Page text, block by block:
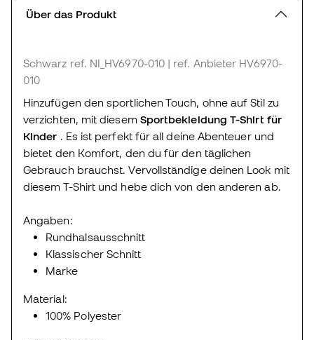
Über das Produkt
Schwarz ref. NI_HV6970-010 | ref. Anbieter HV6970-
010
Hinzufügen den sportlichen Touch, ohne auf Stil zu
verzichten, mit diesem Sportbekleidung T-Shirt für
Kinder . Es ist perfekt für all deine Abenteuer und
bietet den Komfort, den du für den täglichen
Gebrauch brauchst. Vervollständige deinen Look mit
diesem T-Shirt und hebe dich von den anderen ab.
Angaben:
Rundhalsausschnitt
Klassischer Schnitt
Marke
Material:
100% Polyester